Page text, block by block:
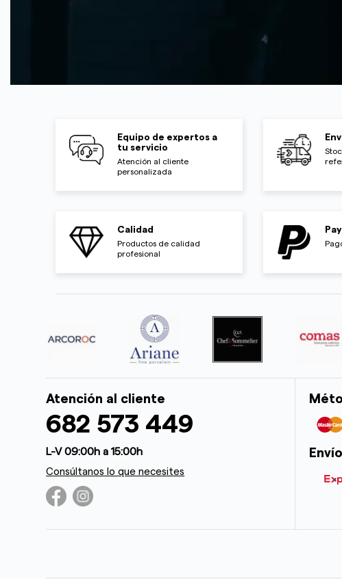
Equipo de expertos a
tu servicio
Atención al cliente
personalizada
Calidad
Productos de calidad
profesional
Atención al cliente
682 573 449
L-V 09:00h a 15:00h
Consúltanos lo que necesites